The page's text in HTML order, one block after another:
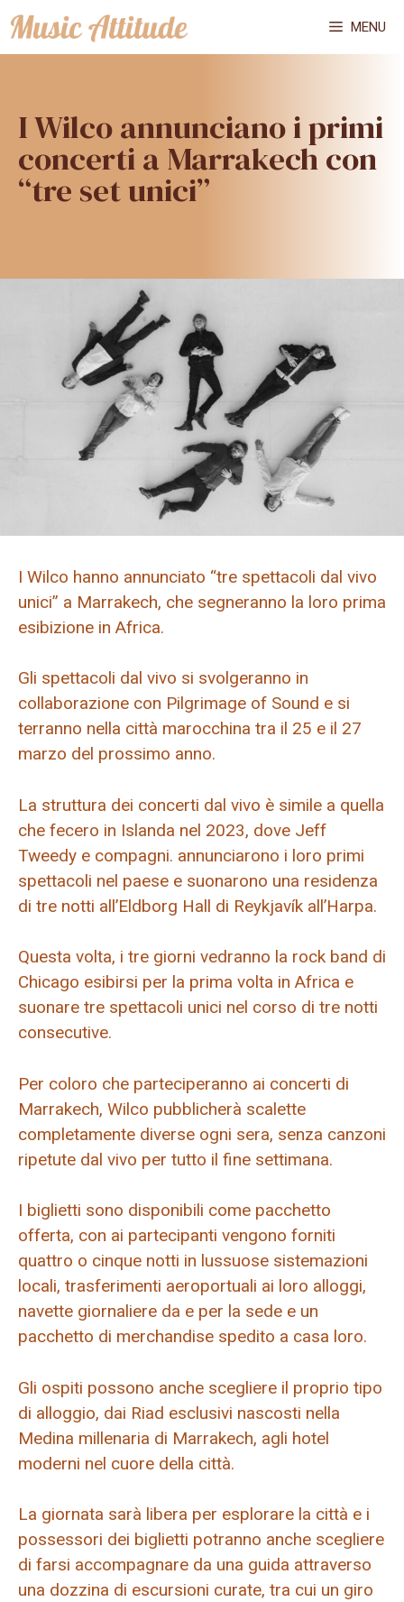
Vai
al
MENU
I Wilco annunciano i primi
concerti a Marrakech con
“tre set unici”
I Wilco hanno annunciato “tre spettacoli dal vivo
unici” a Marrakech, che segneranno la loro prima
esibizione in Africa.
Gli spettacoli dal vivo si svolgeranno in
collaborazione con Pilgrimage of Sound e si
terranno nella città marocchina tra il 25 e il 27
marzo del prossimo anno.
La struttura dei concerti dal vivo è simile a quella
che fecero in Islanda nel 2023, dove Jeff
Tweedy e compagni. annunciarono i loro primi
spettacoli nel paese e suonarono una residenza
di tre notti all’Eldborg Hall di Reykjavík all’Harpa.
Questa volta, i tre giorni vedranno la rock band di
Chicago esibirsi per la prima volta in Africa e
suonare tre spettacoli unici nel corso di tre notti
consecutive.
Per coloro che parteciperanno ai concerti di
Marrakech, Wilco pubblicherà scalette
completamente diverse ogni sera, senza canzoni
ripetute dal vivo per tutto il fine settimana.
I biglietti sono disponibili come pacchetto
offerta, con ai partecipanti vengono forniti
quattro o cinque notti in lussuose sistemazioni
locali, trasferimenti aeroportuali ai loro alloggi,
navette giornaliere da e per la sede e un
pacchetto di merchandise spedito a casa loro.
Gli ospiti possono anche scegliere il proprio tipo
di alloggio, dai Riad esclusivi nascosti nella
Medina millenaria di Marrakech, agli hotel
moderni nel cuore della città.
La giornata sarà libera per esplorare la città e i
possessori dei biglietti potranno anche scegliere
di farsi accompagnare da una guida attraverso
una dozzina di escursioni curate, tra cui un giro